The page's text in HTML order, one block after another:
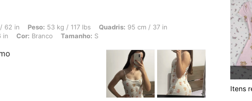
53 kg / 117 lbs, Quadris: 95 cm / 37 in, Formato do corpo: Triângulo, Cintura: 65 cm /
62 in Peso: 53 kg / 117 lbs Quadris: 95 cm / 37 in
in Cor: Branco Tamanho: S
Itens